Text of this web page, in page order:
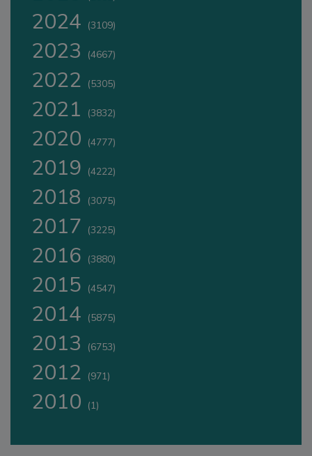
2024 (3109)
2023 (4667)
2022 (5305)
2021 (3832)
2020 (4777)
2019 (4222)
2018 (3075)
2017 (3225)
2016 (3880)
2015 (4547)
2014 (5875)
2013 (6753)
2012 (971)
2010 (1)